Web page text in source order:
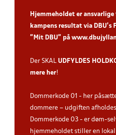
Hjemmeholdet er
kampens resultat via DBU’s
”Mit DBU” på
Der SKAL UDFYLDES
mere her!
Dommerkode 01 - her
dommere – udgiften
Dommerkode 03 - er døm-
hjemmeholdet stiller en